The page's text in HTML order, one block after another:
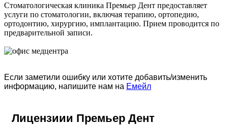
Стоматологическая клиника Премьер Дент предоставляет
услуги по стоматологии, включая терапию, ортопедию,
ортодонтию, хирургию, имплантацию. Прием проводится по
предварительной записи.
Если заметили ошибку или хотите добавить/изменить
информацию, напишите нам на Емейл
Лицензиии Премьер Дент